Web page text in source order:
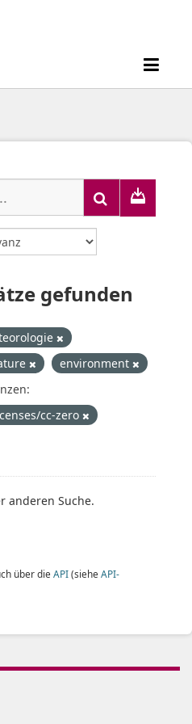
gefunden
environment
cc-zero
anderen Suche.
über die API(siehe API-